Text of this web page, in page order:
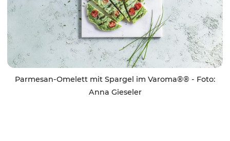
Parmesan-Omelett mit Spargel im Varoma®® - Foto:
Anna Gieseler